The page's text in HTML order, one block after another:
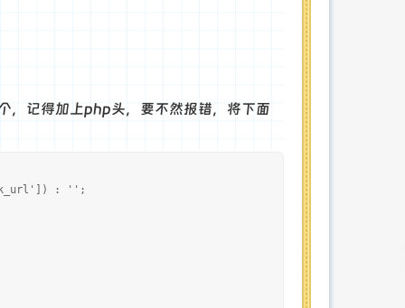
，记得加上php头，要不然报错，将下面
: '';